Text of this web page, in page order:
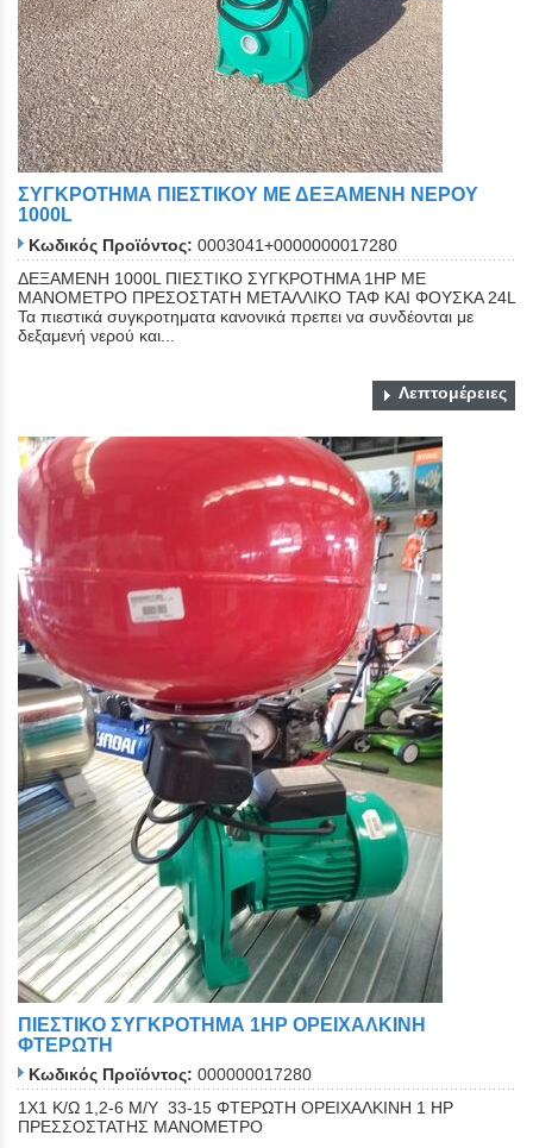
ΣΥΓΚΡΟΤΗΜΑ ΠΙΕΣΤΙΚΟΥ ΜΕ ΔΕΞΑΜΕΝΗ ΝΕΡΟΥ
1000L
Κωδικός Προϊόντος: 0003041+0000000017280
ΔΕΞΑΜΕΝΗ 1000L ΠΙΕΣΤΙΚΟ ΣΥΓΚΡΟΤΗΜΑ 1ΗΡ ΜΕ
ΜΑΝΟΜΕΤΡΟ ΠΡΕΣΟΣΤΑΤΗ ΜΕΤΑΛΛΙΚΟ ΤΑΦ ΚΑΙ ΦΟΥΣΚΑ 24L
Τα πιεστικά συγκροτηματα κανονικά πρεπει να συνδέονται με
δεξαμενή νερού και...
Λεπτομέρειες
ΠΙΕΣΤΙΚΟ ΣΥΓΚΡΟΤΗΜΑ 1ΗΡ ΟΡΕΙΧΑΛΚΙΝΗ
ΦΤΕΡΩΤΗ
Κωδικός Προϊόντος: 000000017280
1Χ1 Κ/Ω 1,2-6 Μ/Υ 33-15 ΦΤΕΡΩΤΗ ΟΡΕΙΧΑΛΚΙΝΗ 1 ΗΡ
ΠΡΕΣΣΟΣΤΑΤΗΣ ΜΑΝΟΜΕΤΡΟ